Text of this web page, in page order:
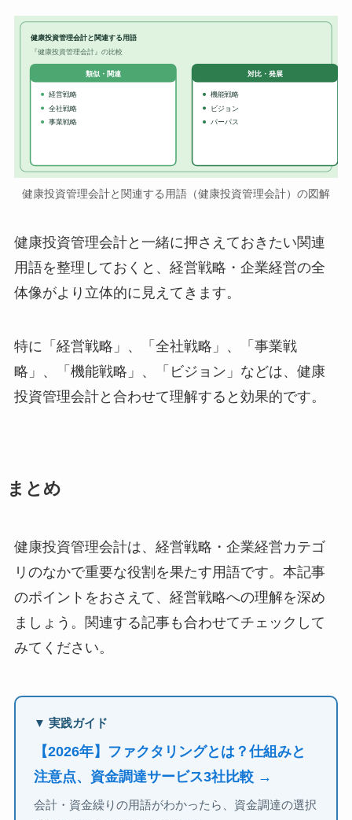
健康投資管理会計と関連する用語
『健康投資管理会計』の比較
類似・関連
経営戦略
全社戦略
事業戦略
対比・発展
機能戦略
ビジョン
パーパス
健康投資管理会計と関連する用語（健康投資管理会計）の図解
健康投資管理会計と一緒に押さえておきたい関連
用語を整理しておくと、経営戦略・企業経営の全
体像がより立体的に見えてきます。
特に「経営戦略」、「全社戦略」、「事業戦
略」、「機能戦略」、「ビジョン」などは、健康
投資管理会計と合わせて理解すると効果的です。
まとめ
健康投資管理会計は、経営戦略・企業経営カテゴ
リのなかで重要な役割を果たす用語です。本記事
のポイントをおさえて、経営戦略への理解を深め
ましょう。関連する記事も合わせてチェックして
みてください。
▼ 実践ガイド
【2026年】ファクタリングとは？仕組みと
注意点、資金調達サービス3社比較 →
会計・資金繰りの用語がわかったら、資金調達の選択